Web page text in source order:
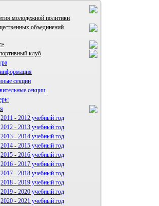
молодежной политики
объединений
ВИА "Полигон"
клуб
секции
секции
2011 - 2012 учебный год
2012 - 2013 учебный год
2013 - 2014 учебный год
2014 - 2015 учебный год
2015 - 2016 учебный год
2016 - 2017 учебный год
2017 - 2018 учебный год
2018 - 2019 учебный год
2019 - 2020 учебный год
2020 - 2021 учебный год